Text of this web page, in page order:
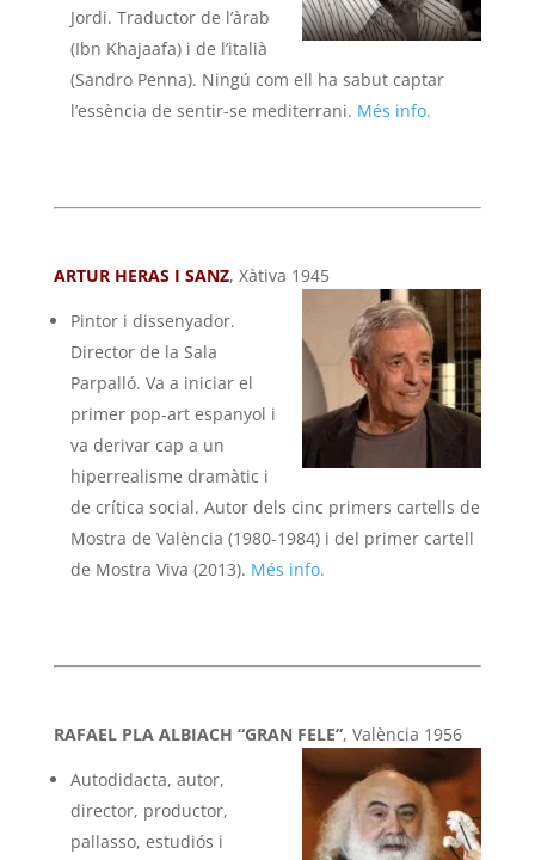
Jordi. Traductor de l’àrab
(Ibn Khajaafa) i de l’italià
(Sandro Penna). Ningú com ell ha sabut captar
l’essència de sentir-se mediterrani. Més info.
ARTUR HERAS I SANZ, Xàtiva 1945
Pintor i dissenyador.
Director de la Sala
Parpalló. Va a iniciar el
primer pop-art espanyol i
va derivar cap a un
hiperrealisme dramàtic i
de crítica social. Autor dels cinc primers cartells de
Mostra de València (1980-1984) i del primer cartell
de Mostra Viva (2013). Més info.
RAFAEL PLA ALBIACH “GRAN FELE”, València 1956
Autodidacta, autor,
director, productor,
pallasso, estudiós i